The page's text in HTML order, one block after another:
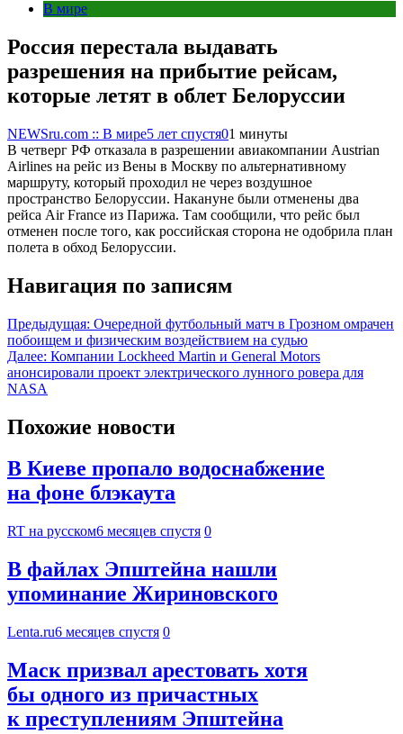
В мире
Россия перестала выдавать
разрешения на прибытие рейсам,
которые летят в облет Белоруссии
NEWSru.com :: В мире5 лет спустя01 минуты
В четверг РФ отказала в разрешении авиакомпании Austrian
Airlines на рейс из Вены в Москву по альтернативному
маршруту, который проходил не через воздушное
пространство Белоруссии. Накануне были отменены два
рейса Air France из Парижа. Там сообщили, что рейс был
отменен после того, как российская сторона не одобрила план
полета в обход Белоруссии.
Навигация по записям
Предыдущая: Очередной футбольный матч в Грозном омрачен
побоищем и физическим воздействием на судью
Далее: Компании Lockheed Martin и General Motors
анонсировали проект электрического лунного ровера для
NASA
Похожие новости
В Киеве пропало водоснабжение
на фоне блэкаута
RT на русском6 месяцев спустя 0
В файлах Эпштейна нашли
упоминание Жириновского
Lenta.ru6 месяцев спустя 0
Маск призвал арестовать хотя
бы одного из причастных
к преступлениям Эпштейна